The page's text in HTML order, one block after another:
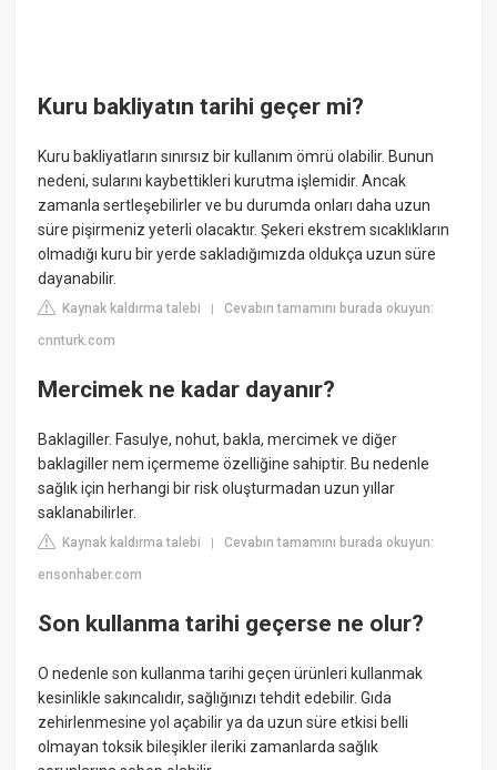
Kuru bakliyatın tarihi geçer mi?
Kuru bakliyatların sınırsız bir kullanım ömrü olabilir. Bunun
nedeni, sularını kaybettikleri kurutma işlemidir. Ancak
zamanla sertleşebilirler ve bu durumda onları daha uzun
süre pişirmeniz yeterli olacaktır. Şekeri ekstrem sıcaklıkların
olmadığı kuru bir yerde sakladığımızda oldukça uzun süre
dayanabilir.
Kaynak kaldırma talebi |Cevabın tamamını burada okuyun:
cnnturk.com
Mercimek ne kadar dayanır?
Baklagiller. Fasulye, nohut, bakla, mercimek ve diğer
baklagiller nem içermeme özelliğine sahiptir. Bu nedenle
sağlık için herhangi bir risk oluşturmadan uzun yıllar
saklanabilirler.
Kaynak kaldırma talebi |Cevabın tamamını burada okuyun:
ensonhaber.com
Son kullanma tarihi geçerse ne olur?
O nedenle son kullanma tarihi geçen ürünleri kullanmak
kesinlikle sakıncalıdır, sağlığınızı tehdit edebilir. Gıda
zehirlenmesine yol açabilir ya da uzun süre etkisi belli
olmayan toksik bileşikler ileriki zamanlarda sağlık